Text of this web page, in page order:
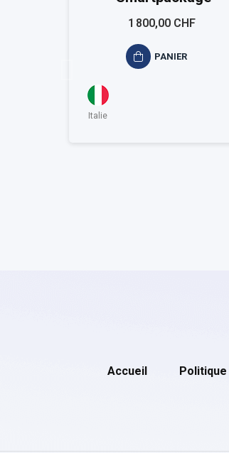
1 800,00 CHF
PANIER
Italie
Accueil